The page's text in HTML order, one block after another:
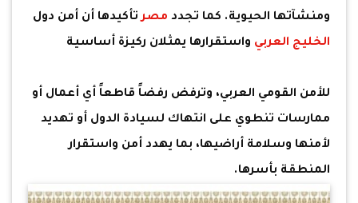
ومنشآتها الحيوية. كما تجدد مصرتأكيدها أن أمن دول
الخليج العربي واستقرارها يمثلان ركيزة أساسية
للأمن القومي العربي، وترفض رفضاً قاطعاً أي أعمال أو
ممارسات تنطوي على انتهاك لسيادة الدول أو تهديد
لأمنها وسلامة أراضيها، بما يهدد أمن واستقرار
المنطقة بأسرها.